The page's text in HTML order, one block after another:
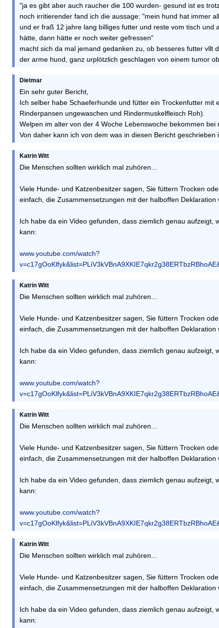
"ja es gibt aber auch raucher die 100 wurden- gesund ist es
noch irritierender fand ich die aussage: "mein hund hat immer
und er fraß 12 jahre lang billiges futter und reste vom tisch
hätte, dann hätte er noch weiter gefressen"
macht sich da mal jemand gedanken zu, ob besseres futter
der arme hund, ganz urplötzlich geschlagen von einem tumor
Dietmar
Ein sehr guter Bericht,
Ich selber habe Schaeferhunde und fütter ein Trockenfutter
Rinderpansen ungewaschen und Rindermuskelfleisch Roh).
Welpen im alter von der 4 Woche Lebenswoche bekommen
Von daher kann ich von dem was in diesen Bericht
Katrin Witt
Die Menschen sollten wirklich mal zuhören...
Viele Hunde- und Katzenbesitzer sagen, Sie füttern Trocken
einfach, die Zusammensetzungen mit der halboffen Deklaration
Ich habe da ein Video gefunden, dass ziemlich genau
kann:
www.youtube.com/watch?
Katrin Witt
Die Menschen sollten wirklich mal zuhören...
Viele Hunde- und Katzenbesitzer sagen, Sie füttern Trocken
einfach, die Zusammensetzungen mit der halboffen Deklaration
Ich habe da ein Video gefunden, dass ziemlich genau
kann:
www.youtube.com/watch?
Katrin Witt
Die Menschen sollten wirklich mal zuhören...
Viele Hunde- und Katzenbesitzer sagen, Sie füttern Trocken
einfach, die Zusammensetzungen mit der halboffen Deklaration
Ich habe da ein Video gefunden, dass ziemlich genau
kann:
www.youtube.com/watch?
Katrin Witt
Die Menschen sollten wirklich mal zuhören...
Viele Hunde- und Katzenbesitzer sagen, Sie füttern Trocken
einfach, die Zusammensetzungen mit der halboffen Deklaration
Ich habe da ein Video gefunden, dass ziemlich genau
kann: